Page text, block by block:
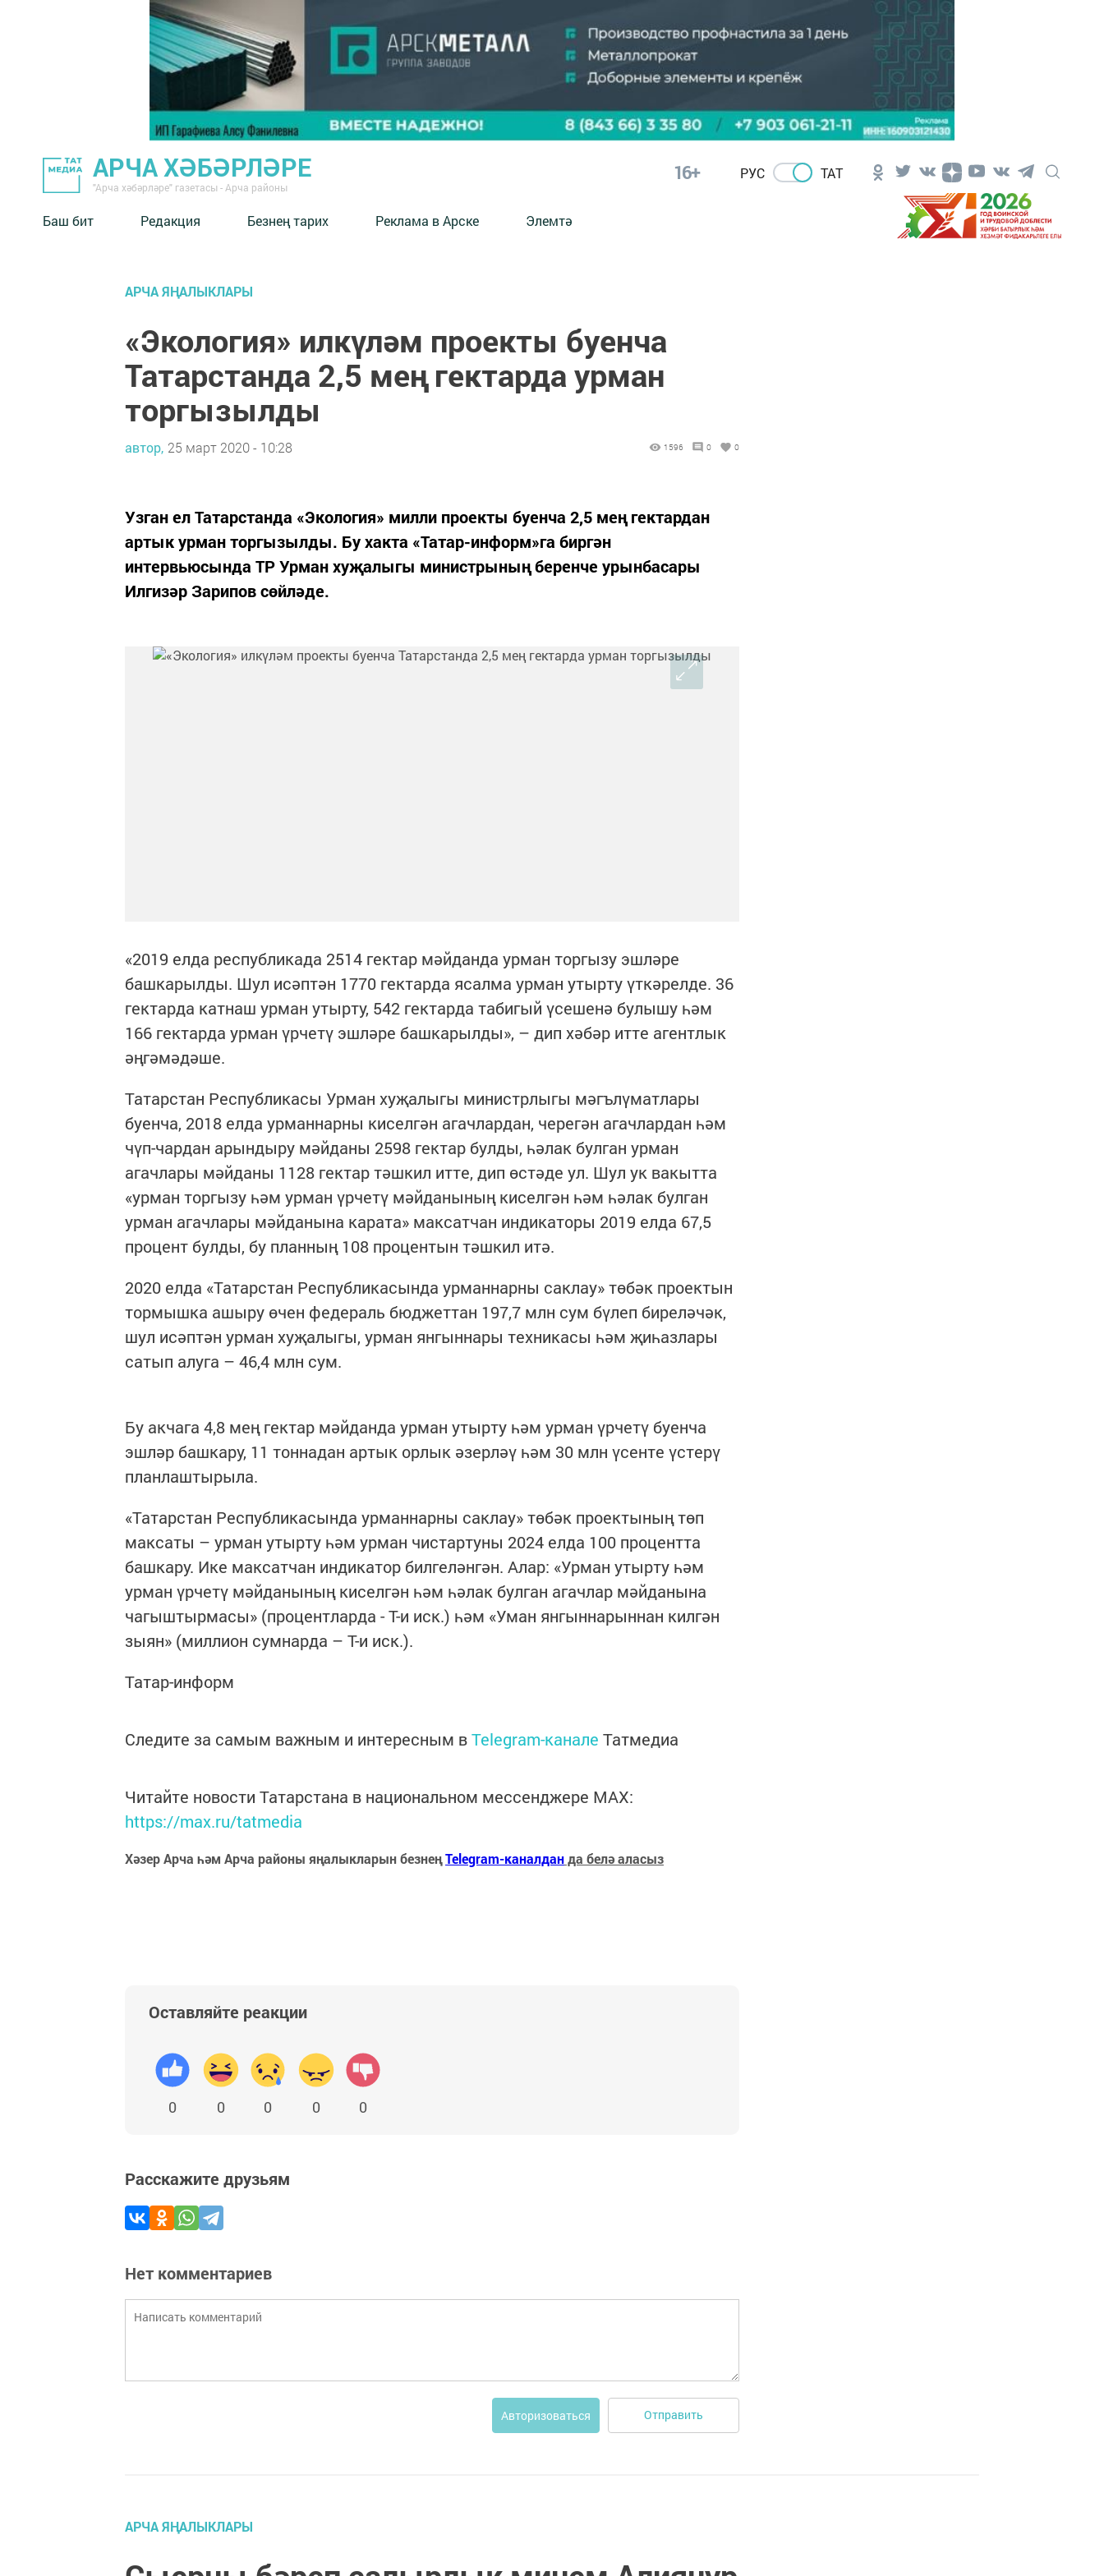
АРЧА ХӘБӘРЛӘРЕ
"Арча хәбәрләре" газетасы - Арча районы
16+ РУС ТАТ
Баш бит Редакция Безнең тарих Реклама в Арске Элемтә
АРЧА ЯҢАЛЫКЛАРЫ
«Экология» илкүләм проекты буенча
Татарстанда 2,5 мең гектарда урман
торгызылды
автор, 25 март 2020 - 10:28 1596 0 0
Узган ел Татарстанда «Экология» милли проекты буенча 2,5 мең гектардан
артык урман торгызылды. Бу хакта «Татар-информ»га биргән
интервьюсында ТР Урман хуҗалыгы министрының беренче урынбасары
Илгизәр Зарипов сөйләде.
«2019 елда республикада 2514 гектар мәйданда урман торгызу эшләре
башкарылды. Шул исәптән 1770 гектарда ясалма урман утырту үткәрелде. 36
гектарда катнаш урман утырту, 542 гектарда табигый үсешенә булышу һәм
166 гектарда урман үрчетү эшләре башкарылды», – дип хәбәр итте агентлык
әңгәмәдәше.
Татарстан Республикасы Урман хуҗалыгы министрлыгы мәгълүматлары
буенча, 2018 елда урманнарны киселгән агачлардан, черегән агачлардан һәм
чүп-чардан арындыру мәйданы 2598 гектар булды, һәлак булган урман
агачлары мәйданы 1128 гектар тәшкил итте, дип өстәде ул. Шул ук вакытта
«урман торгызу һәм урман үрчетү мәйданының киселгән һәм һәлак булган
урман агачлары мәйданына карата» максатчан индикаторы 2019 елда 67,5
процент булды, бу планның 108 процентын тәшкил итә.
2020 елда «Татарстан Республикасында урманнарны саклау» төбәк проектын
тормышка ашыру өчен федераль бюджеттан 197,7 млн сум бүлеп биреләчәк,
шул исәптән урман хуҗалыгы, урман янгыннары техникасы һәм җиһазлары
сатып алуга – 46,4 млн сум.
Бу акчага 4,8 мең гектар мәйданда урман утырту һәм урман үрчетү буенча
эшләр башкару, 11 тоннадан артык орлык әзерләү һәм 30 млн үсенте үстерү
планлаштырыла.
«Татарстан Республикасында урманнарны саклау» төбәк проектының төп
максаты – урман утырту һәм урман чистартуны 2024 елда 100 процентта
башкару. Ике максатчан индикатор билгеләнгән. Алар: «Урман утырту һәм
урман үрчетү мәйданының киселгән һәм һәлак булган агачлар мәйданына
чагыштырмасы» (процентларда - Т-и иск.) һәм «Уман янгыннарыннан килгән
зыян» (миллион сумнарда – Т-и иск.).
Татар-информ
Следите за самым важным и интересным вTelegram-канале Татмедиа
Читайте новости Татарстана в национальном мессенджере MАХ:
https://max.ru/tatmedia
Хәзер Арча һәм Арча районы яңалыкларын безнеңTelegram-каналданда белә аласыз
Оставляйте реакции
0 0 0 0 0
Расскажите друзьям
Нет комментариев
Авторизоваться Отправить
АРЧА ЯҢАЛЫКЛАРЫ